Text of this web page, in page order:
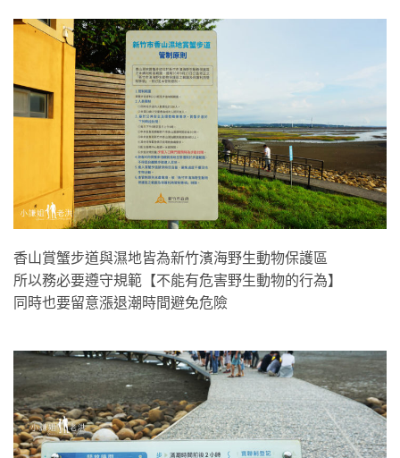
香山賞蟹步道與濕地皆為新竹濱海野生動物保護區
所以務必要遵守規範【不能有危害野生動物的行為】
同時也要留意漲退潮時間避免危險